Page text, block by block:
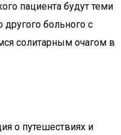
пациента будут теми
больного с
солитарным очагом в
о путешествиях и